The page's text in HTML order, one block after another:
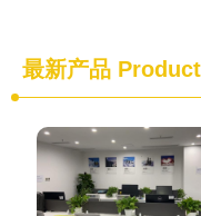
最新产品 Product